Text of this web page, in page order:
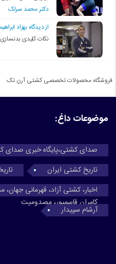
دکتر محمد سرلک
از دیدگاه بهزاد
نکات کلیدی
فروشگاه محصولات تخصصی کشتی آرن تک
موضوعات داغ:
صدای کشتی،پایگاه خبری صدای
تاریخ کشتی ایران
اخبار، کشتی آزاد، قهرمانی
کامران قاسمپور، مصدومیت
آرشام سپیدار